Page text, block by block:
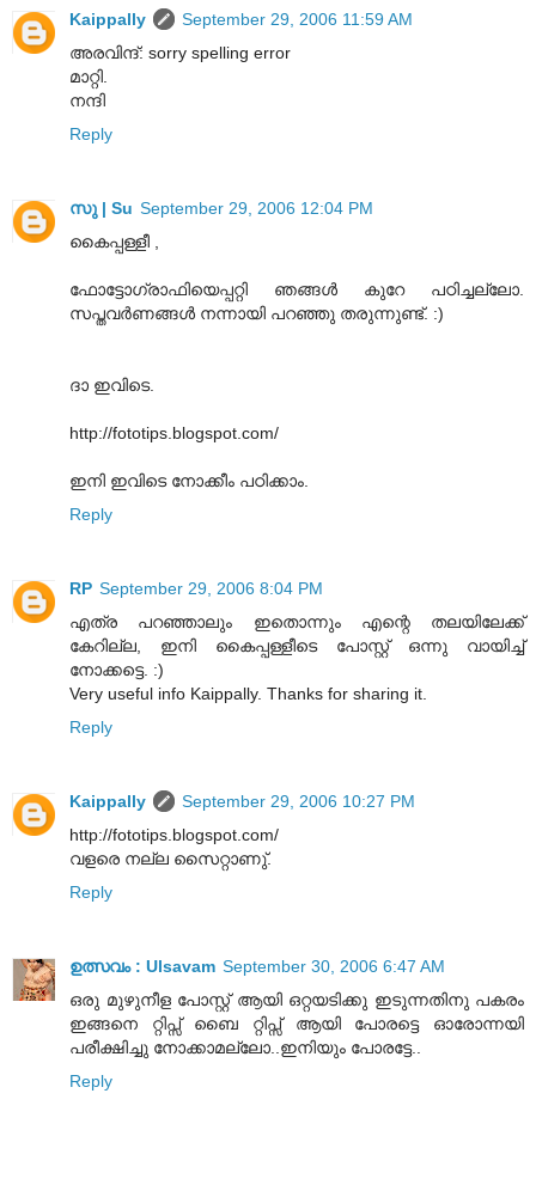
Kaippally
September 29, 2006 11:59 AM
അരവിന്ദ്: sorry spelling error
മാറ്റി.
നന്ദി
Reply
സു | Su September 29, 2006 12:04 PM
കൈപ്പള്ളീ ,
ഫോട്ടോഗ്രാഫിയെപ്പറ്റി ഞങ്ങള്‍ കുറേ പഠിച്ചല്ലോ.
സപ്തവര്‍ണങ്ങള്‍ നന്നായി പറഞ്ഞു തരുന്നുണ്ട്. :)
ദാ ഇവിടെ.
http://fototips.blogspot.com/
ഇനി ഇവിടെ നോക്കീം പഠിക്കാം.
Reply
RP September 29, 2006 8:04 PM
എത്ര പറഞ്ഞാലും ഇതൊന്നും എന്റെ തലയിലേക്ക്
കേറില്ല, ഇനി കൈപ്പള്ളീടെ പോസ്റ്റ് ഒന്നു വായിച്ച്
നോക്കട്ടെ. :)
Very useful info Kaippally. Thanks for sharing it.
Reply
Kaippally
September 29, 2006 10:27 PM
http://fototips.blogspot.com/
വളരെ നല്ല സൈറ്റാണു്.
Reply
ഉത്സവം : Ulsavam September 30, 2006 6:47 AM
ഒരു മുഴുനീള പോസ്റ്റ് ആയി ഒറ്റയടിക്കു ഇടുന്നതിനു പകരം
ഇങ്ങനെ റ്റിപ്സ് ബൈ റ്റിപ്സ് ആയി പോരട്ടെ ഓരോന്നയി
പരീക്ഷിച്ചു നോക്കാമല്ലോ..ഇനിയും പോരട്ടേ..
Reply